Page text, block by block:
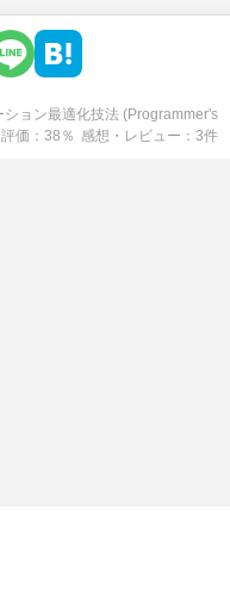
ョン最適化技法 (Programmer's
評価 38 ％ 感想・レビュー 3件